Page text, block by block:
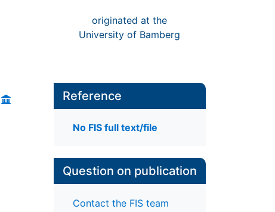
originated at the
University of Bamberg
Reference
No FIS full text/file
Question on publication
Contact the FIS team